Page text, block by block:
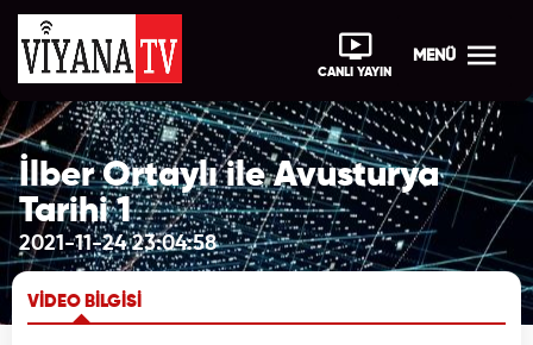
CANLI YAYIN
MENÜ
İlber Ortaylı ile Avusturya
Tarihi 1
2021-11-24 23:04:58
VİDEO BİLGİSİ